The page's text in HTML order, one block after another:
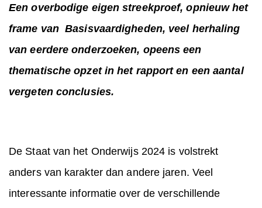
Een overbodige eigen streekproef, opnieuw het
frame van Basisvaardigheden, veel herhaling
van eerdere onderzoeken, opeens een
thematische opzet in het rapport en een aantal
vergeten conclusies.
De Staat van het Onderwijs 2024 is volstrekt
anders van karakter dan andere jaren. Veel
interessante informatie over de verschillende